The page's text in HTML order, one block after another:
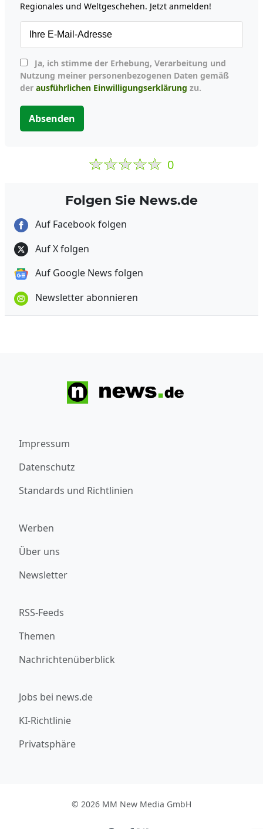
Regionales und Weltgeschehen. Jetzt anmelden!
Nutzung meiner personenbezogenen Daten gemäß
der ausführlichen Einwilligungserklärung zu.
Absenden
0
Folgen Sie News.de
Auf Facebook folgen
Auf X folgen
Auf Google News folgen
Newsletter abonnieren
Impressum
Datenschutz
Standards und Richtlinien
Werben
Über uns
Newsletter
RSS-Feeds
Themen
Nachrichtenüberblick
Jobs bei news.de
KI-Richtlinie
Privatsphäre
© 2026 MM New Media GmbH